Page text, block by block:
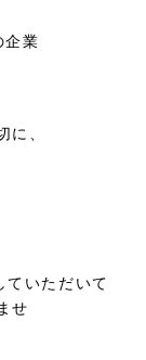
業
に、
ていただいて
せ